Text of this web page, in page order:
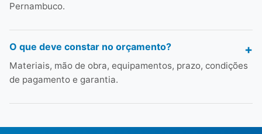
Pernambuco.
O que deve constar no orçamento?
Materiais, mão de obra, equipamentos, prazo, condições
de pagamento e garantia.